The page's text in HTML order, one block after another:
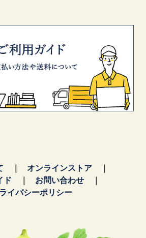
オンラインストア
ド
お問い合わせ
イバシーポリシー